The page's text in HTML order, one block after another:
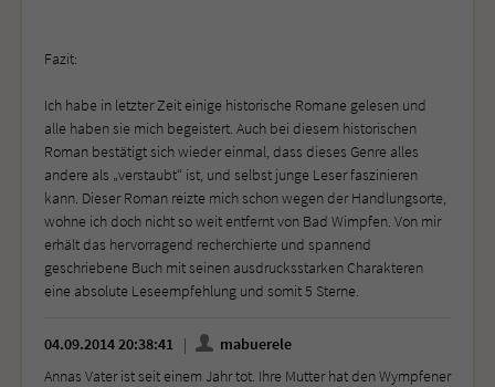
Fazit:
Ich habe in letzter Zeit einige historische Romane gelesen und
alle haben sie mich begeistert. Auch bei diesem historischen
Roman bestätigt sich wieder einmal, dass dieses Genre alles
andere als „verstaubt“ ist, und selbst junge Leser faszinieren
kann. Dieser Roman reizte mich schon wegen der Handlungsorte,
wohne ich doch nicht so weit entfernt von Bad Wimpfen. Von mir
erhält das hervorragend recherchierte und spannend
geschriebene Buch mit seinen ausdrucksstarken Charakteren
eine absolute Leseempfehlung und somit 5 Sterne.
04.09.2014 20:38:41
mabuerele
Annas Vater ist seit einem Jahr tot. Ihre Mutter hat den Wympfener